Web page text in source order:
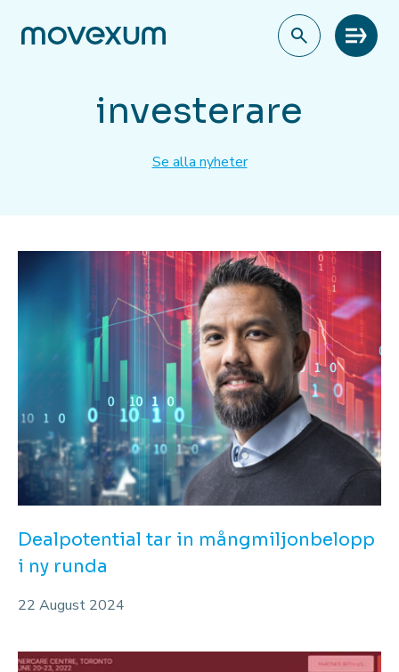
Meny
investerare
Se alla nyheter
Dealpotential tar in mångmiljonbelopp
i ny runda
22 August 2024